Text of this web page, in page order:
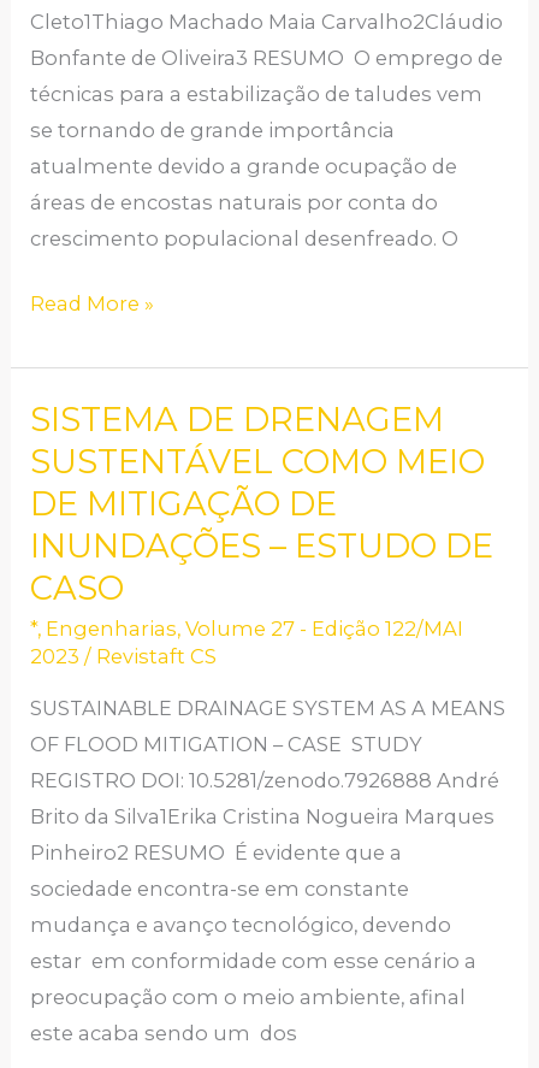
Cleto1Thiago Machado Maia Carvalho2Cláudio
Bonfante de Oliveira3 RESUMO O emprego de
técnicas para a estabilização de taludes vem
se tornando de grande importância
atualmente devido a grande ocupação de
áreas de encostas naturais por conta do
crescimento populacional desenfreado. O
TALUDES
Read More »
SISTEMA DE DRENAGEM
SUSTENTÁVEL COMO MEIO
DE MITIGAÇÃO DE
INUNDAÇÕES – ESTUDO DE
CASO
*, Engenharias,Volume 27 - Edição 122/MAI
2023 / Revistaft CS
SUSTAINABLE DRAINAGE SYSTEM AS A MEANS
OF FLOOD MITIGATION – CASE STUDY
REGISTRO DOI: 10.5281/zenodo.7926888 André
Brito da Silva1Erika Cristina Nogueira Marques
Pinheiro2 RESUMO É evidente que a
sociedade encontra-se em constante
mudança e avanço tecnológico, devendo
estar em conformidade com esse cenário a
preocupação com o meio ambiente, afinal
este acaba sendo um dos
SISTEMA
DE
DRENAGEM
SUSTENTÁVEL
COMO
MEIO
DE
MITIGAÇÃO
DE
INUNDAÇÕES
–
ESTUDO
DE
CASO